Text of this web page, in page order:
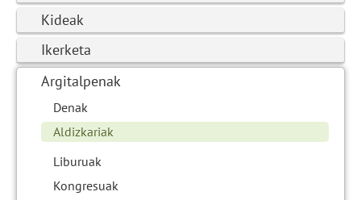
Kideak
Ikerketa
Argitalpenak
Denak
Aldizkariak
Liburuak
Kongresuak